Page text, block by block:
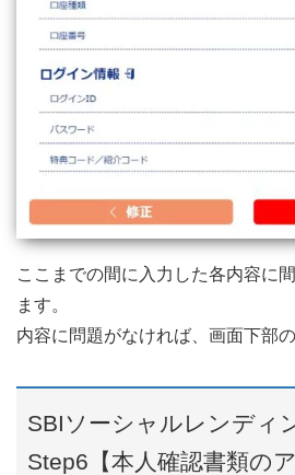
ここまでの間に入力した各内容に
ます。
内容に問題がなければ、画面下部
SBIソーシャルレンディ
Step6【本人確認書類の